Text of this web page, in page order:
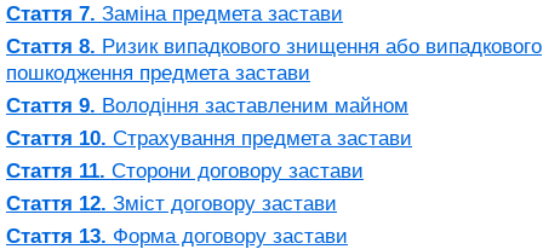
Стаття 7. Заміна предмета застави
Стаття 8. Ризик випадкового знищення або випадкового
пошкодження предмета застави
Стаття 9. Володіння заставленим майном
Стаття 10. Страхування предмета застави
Стаття 11. Сторони договору застави
Стаття 12. Зміст договору застави
Стаття 13. Форма договору застави